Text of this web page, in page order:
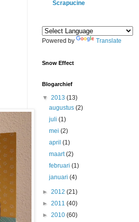
Scrapucine
Powered by Translate
Snow Effect
Blogarchief
▼ 2013 (13)
augustus(2)
juli(1)
mei(2)
april(1)
maart(2)
februari(1)
januari(4)
► 2012 (21)
► 2011 (40)
► 2010 (60)